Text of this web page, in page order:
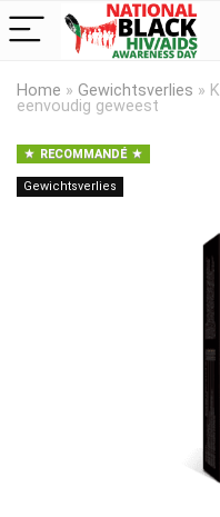
Home » Gewichtsverlies »
eenvoudig geweest
RECOMMANDÉ
Gewichtsverlies